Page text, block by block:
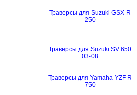
Траверсы для Suzuki GSX-R
250
Траверсы для Suzuki SV 650
03-08
Траверсы для Yamaha YZF R
750